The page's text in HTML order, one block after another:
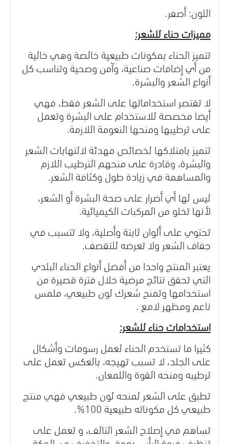
اللون: أصفر.
مميزات حناء للشعر:
تتميز الحناء بمكونات طبيعية خالصة وهي خالية
من أي إضافات صناعية، وآمن وصحية وتناسب كل
أنواع الشعر والبشرة.
لا تقتصر استخداماتها على الشعر فقط، فهي
أيضا مخصصة للاستخدام على البشرة وتعمل
على ترطيبها ومنحها النعومة اللازمة.
تتميز بامتلاكها لخصائص مهدئة لالتهابات الشعر
والبشرة، وقادرة على منحهم الترطيب اللازم
والمساهمة في زيادة طول وكثافة الشعر.
ليس لها أي أضرار على صحة البشرة أو الشعر،
لأنها تخلو من المركبات الكيميائية.
تحتوي على ألوان ثابتة وأصلية، ولا تتسبب في
جفاف الشعر ولا تعرضه للتقصف.
يعتبر المنتج واحدا من أفضل أنواع الحناء البلدي
التي تحقق نتائج مرضية خلال فترة قصيرة من
استخدامها وتمنح شعرك لون طبيعي، ملمس
ناعم ومظهر لامع .
استخدامات حناء للشعر:
كثيرا ما تستخدم الحناء لعمل رسومات وأشكال
على الجلد، لا تسبب تهيجه، بالعكس تعمل على
ترطيبه ومنحه القوة واللمعان.
تطبق على الشعر لمنحه لون طبيعي فهي منتج
طبيعي كل مكوناته طبيعية 100%.
تساهم في إصلاح الشعر التالف، و تعمل على